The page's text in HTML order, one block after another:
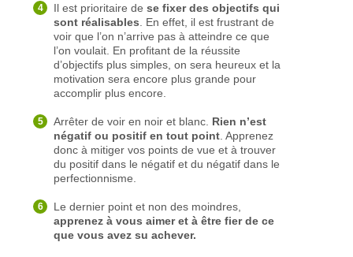
Il est prioritaire dese fixer des objectifs qui
sont réalisables . En effet, il est frustrant de
voir que l’on n’arrive pas à atteindre ce que
l’on voulait. En profitant de la réussite
d’objectifs plus simples, on sera heureux et la
motivation sera encore plus grande pour
accomplir plus encore.
Arrêter de voir en noir et blanc. Rien n’est
négatif ou positif en tout point . Apprenez
donc à mitiger vos points de vue et à trouver
du positif dans le négatif et du négatif dans le
perfectionnisme.
Le dernier point et non des moindres,
apprenez à vous aimer et à être fier de ce
que vous avez su achever.